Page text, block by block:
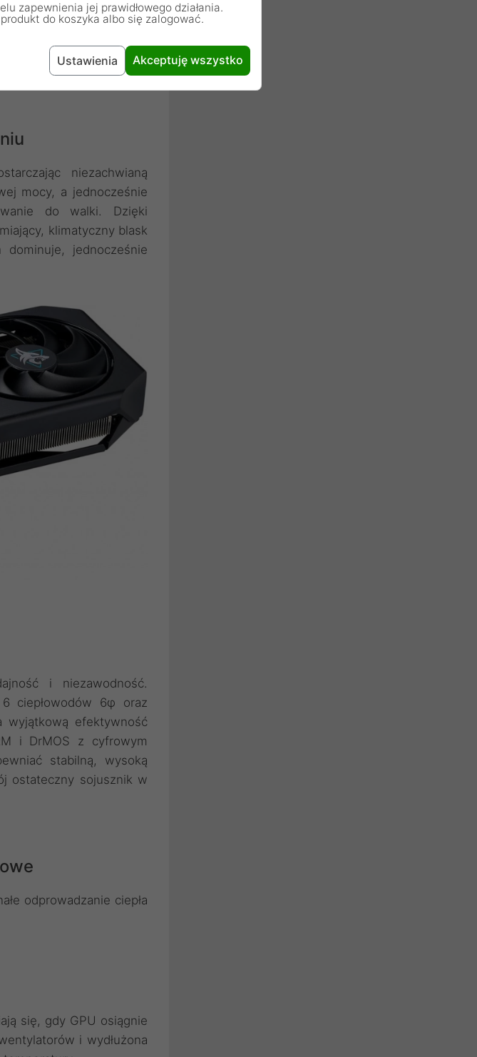
niezachwianą
mocy, a jednocześnie
do walki. Dzięki
klimatyczny blask
jednocześnie
i niezawodność.
ciepłowodów 6φ oraz
wyjątkową efektywność
i DrMOS z cyfrowym
stabilną, wysoką
ostateczny sojusznik w
odprowadzanie ciepła
się, gdy GPU osiągnie
i wydłużona
zapewnienia jej prawidłowego działania.
do koszyka albo się zalogować.
Ustawienia Akceptuję wszystko